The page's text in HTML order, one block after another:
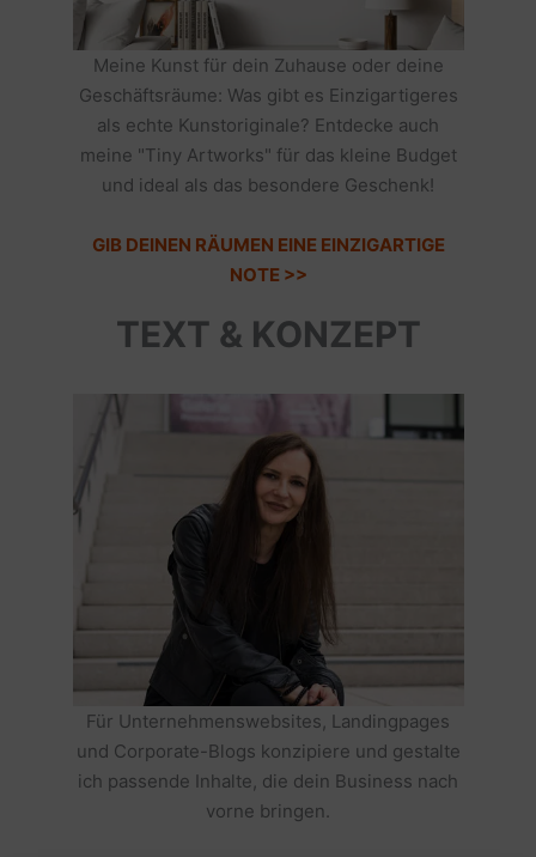
Meine Kunst für dein Zuhause oder deine
Geschäftsräume: Was gibt es Einzigartigeres
als echte Kunstoriginale? Entdecke auch
meine "Tiny Artworks" für das kleine Budget
und ideal als das besondere Geschenk!
GIB DEINEN RÄUMEN EINE EINZIGARTIGE
NOTE >>
TEXT & KONZEPT
Für Unternehmenswebsites, Landingpages
und Corporate-Blogs konzipiere und gestalte
ich passende Inhalte, die dein Business nach
vorne bringen.